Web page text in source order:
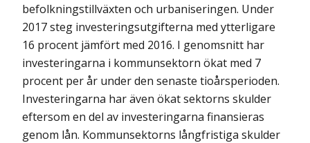
befolkningstillväxten och urbaniseringen. Under
2017 steg investeringsutgifterna med ytterligare
16 procent jämfört med 2016. I genomsnitt har
investeringarna i kommunsektorn ökat med 7
procent per år under den senaste tioårsperioden.
Investeringarna har även ökat sektorns skulder
eftersom en del av investeringarna finansieras
genom lån. Kommunsektorns långfristiga skulder